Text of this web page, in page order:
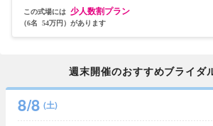
この式場には 少人数割プラン
（6名 54万円）があります
週末開催のおすすめブライダ
8/8 (土)